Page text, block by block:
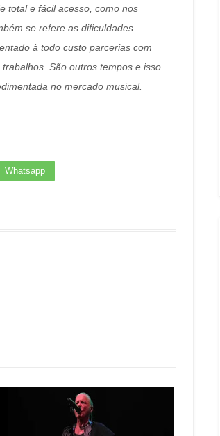
total e fácil acesso, como nos
se refere as dificuldades
à todo custo parcerias com
São outros tempos e isso
no mercado musical.
Whatsapp